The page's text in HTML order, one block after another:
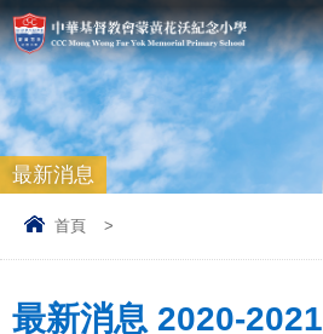
最新消息
首頁 >
最新消息 2020-2021